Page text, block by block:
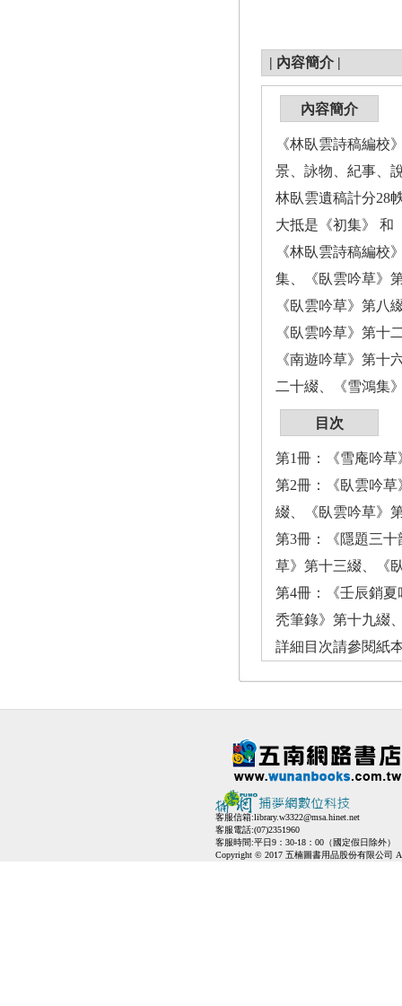
| 內容簡介 |
內容簡介
《林臥雲詩稿編校
景、詠物、紀事、
林臥雲遺稿計分28
大抵是《初集》 和
《林臥雲詩稿編校
集、《臥雲吟草》
《臥雲吟草》第八
《臥雲吟草》第十
《南遊吟草》第十
二十綴、《雪鴻集
目次
第1冊：《雪庵吟
第2冊：《臥雲吟
綴、《臥雲吟草》
第3冊：《隱題三
草》第十三綴、《
第4冊：《壬辰銷
秃筆錄》第十九綴
詳細目次請參閱紙
客服信箱:library.w3322@msa.hinet.net
客服電話:(07)2351960
客服時間:平日9：30-18：00（國定假日除外）
Copyright © 2017 五楠圖書用品股份有限公司